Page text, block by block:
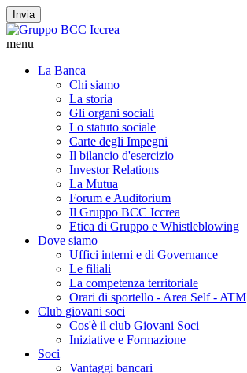
Invia
menu
La Banca
Chi siamo
La storia
Gli organi sociali
Lo statuto sociale
Carte degli Impegni
Il bilancio d'esercizio
Investor Relations
La Mutua
Forum e Auditorium
Il Gruppo BCC Iccrea
Etica di Gruppo e Whistleblowing
Dove siamo
Uffici interni e di Governance
Le filiali
La competenza territoriale
Orari di sportello - Area Self - ATM
Club giovani soci
Cos'è il club Giovani Soci
Iniziative e Formazione
Soci
Vantaggi bancari